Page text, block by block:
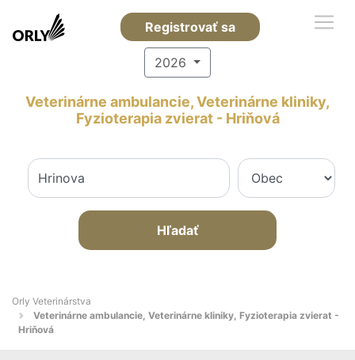
Registrovať sa
2026
Veterinárne ambulancie, Veterinárne kliniky,
Fyzioterapia zvierat - Hriňová
Hľadať
Orly Veterinárstva
Veterinárne ambulancie, Veterinárne kliniky, Fyzioterapia zvierat -
Hriňová